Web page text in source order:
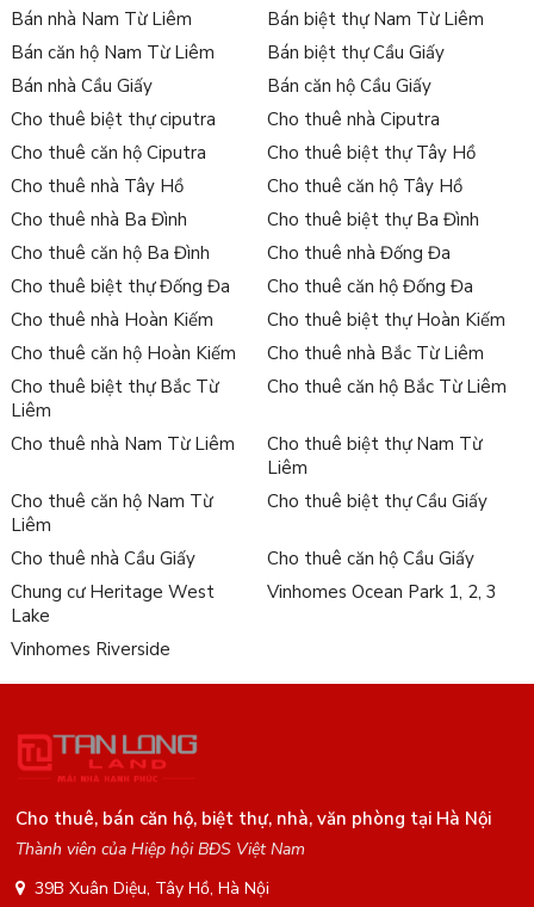
Bán nhà Nam Từ Liêm
Bán biệt thự Nam Từ Liêm
Bán căn hộ Nam Từ Liêm
Bán biệt thự Cầu Giấy
Bán nhà Cầu Giấy
Bán căn hộ Cầu Giấy
Cho thuê biệt thự ciputra
Cho thuê nhà Ciputra
Cho thuê căn hộ Ciputra
Cho thuê biệt thự Tây Hồ
Cho thuê nhà Tây Hồ
Cho thuê căn hộ Tây Hồ
Cho thuê nhà Ba Đình
Cho thuê biệt thự Ba Đình
Cho thuê căn hộ Ba Đình
Cho thuê nhà Đống Đa
Cho thuê biệt thự Đống Đa
Cho thuê căn hộ Đống Đa
Cho thuê nhà Hoàn Kiếm
Cho thuê biệt thự Hoàn Kiếm
Cho thuê căn hộ Hoàn Kiếm
Cho thuê nhà Bắc Từ Liêm
Cho thuê biệt thự Bắc Từ
Liêm
Cho thuê căn hộ Bắc Từ Liêm
Cho thuê nhà Nam Từ Liêm
Cho thuê biệt thự Nam Từ
Liêm
Cho thuê căn hộ Nam Từ
Liêm
Cho thuê biệt thự Cầu Giấy
Cho thuê nhà Cầu Giấy
Cho thuê căn hộ Cầu Giấy
Chung cư Heritage West
Lake
Vinhomes Ocean Park 1, 2, 3
Vinhomes Riverside
Cho thuê, bán căn hộ, biệt thự, nhà, văn phòng tại Hà Nội
Thành viên của Hiệp hội BĐS Việt Nam
39B Xuân Diệu, Tây Hồ, Hà Nội